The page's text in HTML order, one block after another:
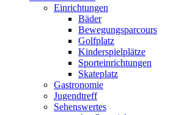
Einrichtungen
Bäder
Bewegungsparcours
Golfplatz
Kinderspielplätze
Sporteinrichtungen
Skateplatz
Gastronomie
Jugendtreff
Sehenswertes